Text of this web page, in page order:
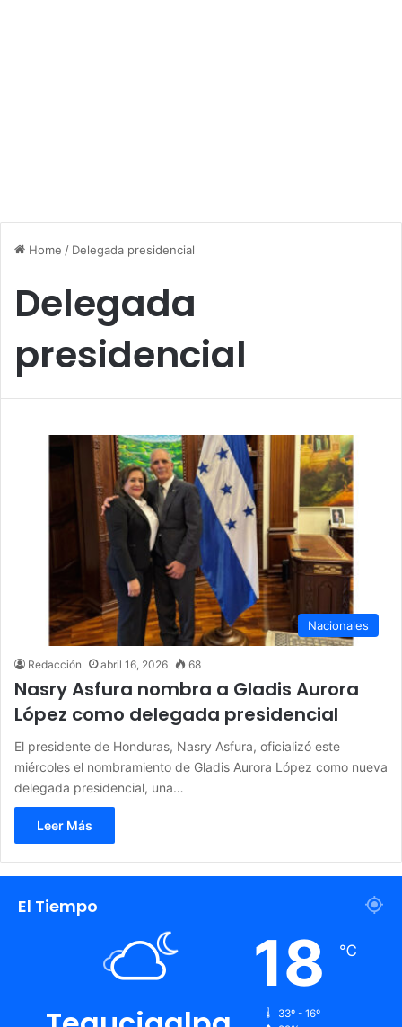
Home / Delegada presidencial
Delegada
presidencial
Nacionales
Redacción abril 16, 2026 68
Nasry Asfura nombra a Gladis Aurora
López como delegada presidencial
El presidente de Honduras, Nasry Asfura, oficializó este
miércoles el nombramiento de Gladis Aurora López como nueva
delegada presidencial, una…
Leer Más
El Tiempo
18 ℃
33º - 16º